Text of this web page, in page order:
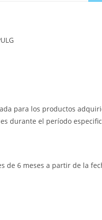
para los productos
durante el período
de 6 meses a partir de la